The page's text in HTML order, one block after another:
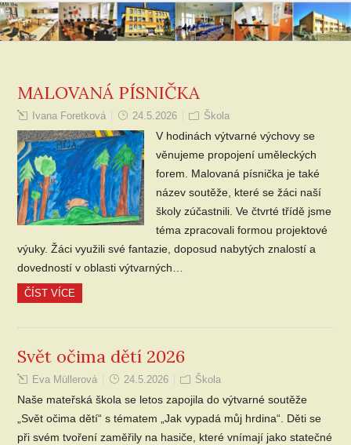
MALOVANÁ PÍSNIČKA
Ivana Foretková 24.5.2026 Škola
V hodinách výtvarné výchovy se
věnujeme propojení uměleckých
forem. Malovaná písnička je také
název soutěže, které se žáci naší
školy zúčastnili. Ve čtvrté třídě jsme
téma zpracovali formou projektové
výuky. Žáci využili své fantazie, doposud nabytých znalostí a
dovedností v oblasti výtvarných…
ČÍST VÍCE
Svět očima dětí 2026
Eva Müllerová 24.5.2026 Škola
Naše mateřská škola se letos zapojila do výtvarné soutěže
„Svět očima dětí“ s tématem „Jak vypadá můj hrdina“. Děti se
při svém tvoření zaměřily na hasiče, které vnímají jako statečné